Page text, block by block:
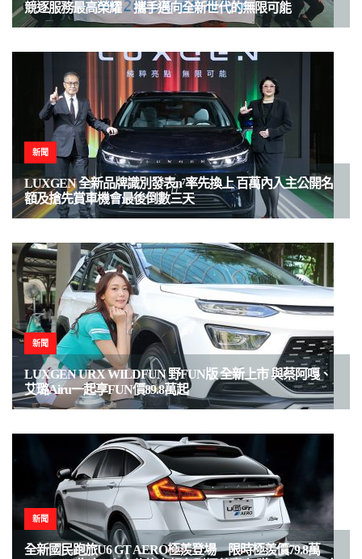
競逐服務最高榮耀 攜手邁向全新世代的無限可能
新聞
LUXGEN 全新品牌識別發表n⁷率先換上 百萬內入主公開名
額及搶先賞車機會最後倒數三天
新聞
LUXGEN URX WILDFUN 野FUN版 全新上市 與蔡阿嘎、
艾璐Airu一起享FUN價89.8萬起
新聞
全新國民跑旅U6 GT AERO極羨登場 限時極羨價79.8萬